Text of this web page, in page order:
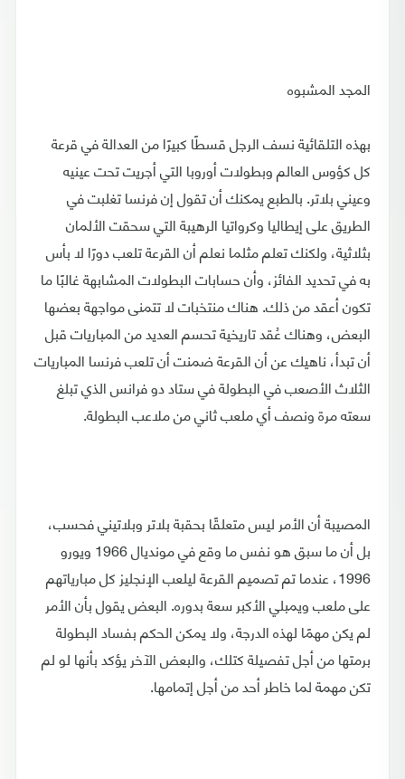
المجد المشبوه
بهذه التلقائية نسف الرجل قسطًا كبيرًا من العدالة في قرعة
كل كؤوس العالم وبطولات أوروبا التي أجريت تحت عينيه
وعيني بلاتر. بالطبع يمكنك أن تقول إن فرنسا تغلبت في
الطريق على إيطاليا وكرواتيا الرهيبة التي سحقت الألمان
بثلاثية، ولكنك تعلم مثلما نعلم أن القرعة تلعب دورًا لا بأس
به في تحديد الفائز، وأن حسابات البطولات المشابهة غالبًا ما
تكون أعقد من ذلك. هناك منتخبات لا تتمنى مواجهة بعضها
البعض، وهناك عُقد تاريخية تحسم العديد من المباريات قبل
أن تبدأ، ناهيك عن أن القرعة ضمنت أن تلعب فرنسا المباريات
الثلاث الأصعب في البطولة في ستاد دو فرانس الذي تبلغ
سعته مرة ونصف أي ملعب ثاني من ملاعب البطولة.
المصيبة أن الأمر ليس متعلقًا بحقبة بلاتر وبلاتيني فحسب،
بل أن ما سبق هو نفس ما وقع في مونديال 1966 ويورو
1996، عندما تم تصميم القرعة ليلعب الإنجليز كل مبارياتهم
على ملعب ويمبلي الأكبر سعة بدوره. البعض يقول بأن الأمر
لم يكن مهمًا لهذه الدرجة، ولا يمكن الحكم بفساد البطولة
برمتها من أجل تفصيلة كتلك، والبعض الآخر يؤكد بأنها لو لم
تكن مهمة لما خاطر أحد من أجل إتمامها.